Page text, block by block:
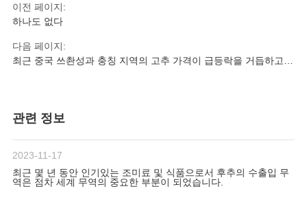
이전 페이지:
하나도 없다
다음 페이지:
최근 중국 쓰촨성과 충칭 지역의 고추 가격이 급등락을 거듭하고
관련 정보
2023-11-17
최근 몇 년 동안 인기있는 조미료 및 식품으로서 후추의 수출입 무
역은 점차 세계 무역의 중요한 부분이 되었습니다.